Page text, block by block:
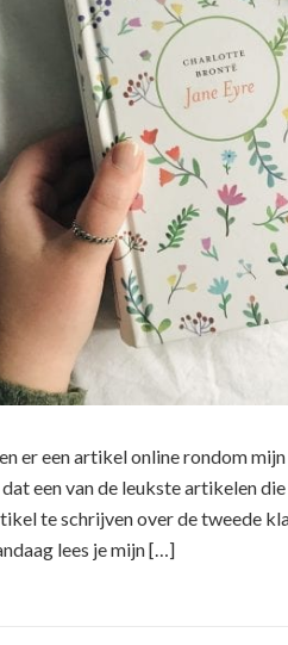
er een artikel online rondom
een van de leukste artikelen
te schrijven over de tweede
lees je mijn […]